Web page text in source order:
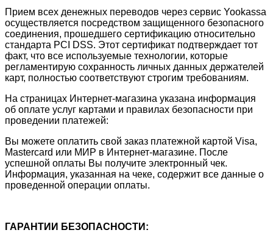
Прием всех денежных переводов через сервис Yookassa
осуществляется посредством защищенного безопасного
соединения, прошедшего сертификацию относительно
стандарта PCI DSS. Этот сертификат подтверждает тот
факт, что все используемые технологии, которые
регламентирую сохранность личных данных держателей
карт, полностью соответствуют строгим требованиям.
На страницах Интернет-магазина указана информация
об оплате услуг картами и правилах безопасности при
проведении платежей:
Вы можете оплатить свой заказ платежной картой Visa,
Mastercard или МИР в Интернет-магазине. После
успешной оплаты Вы получите электронный чек.
Информация, указанная на чеке, содержит все данные о
проведенной операции оплаты.
ГАРАНТИИ БЕЗОПАСНОСТИ: